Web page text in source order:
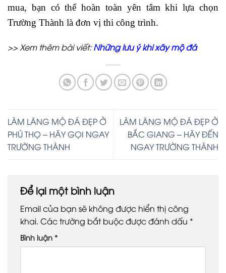
mua, bạn có thể hoàn toàn yên tâm khi lựa chọn
Trường Thành là đơn vị thi công trình.
>> Xem thêm bài viết:Những lưu ý khi xây mộ đá
LÀM LĂNG MỘ ĐÁ ĐẸP Ở
PHÚ THỌ – HÃY GỌI NGAY
TRƯỜNG THÀNH
LÀM LĂNG MỘ ĐÁ ĐẸP Ở
BẮC GIANG – HÃY ĐẾN
NGAY TRƯỜNG THÀNH
Để lại một bình luận
Email của bạn sẽ không được hiển thị công
khai. Các trường bắt buộc được đánh dấu *
Bình luận *